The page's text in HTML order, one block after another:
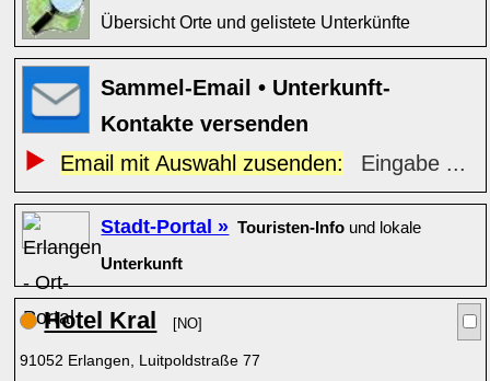
Übersicht Orte und gelistete Unterkünfte
Sammel-Email • Unterkunft-
Kontakte versenden
Email mit Auswahl zusenden:
Eingabe ...
Stadt-Portal » Touristen-Info und lokale
Unterkunft
Hotel Kral [NO]
91052 Erlangen, Luitpoldstraße 77